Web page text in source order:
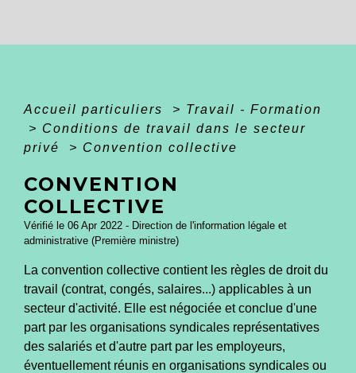
Accueil particuliers > Travail - Formation
> Conditions de travail dans le secteur
privé
> Convention collective
CONVENTION
COLLECTIVE
Vérifié le 06 Apr 2022 - Direction de l'information légale et
administrative (Première ministre)
La convention collective contient les règles de droit du
travail (contrat, congés, salaires...) applicables à un
secteur d'activité. Elle est négociée et conclue d'une
part par les organisations syndicales représentatives
des salariés et d'autre part par les employeurs,
éventuellement réunis en organisations syndicales ou